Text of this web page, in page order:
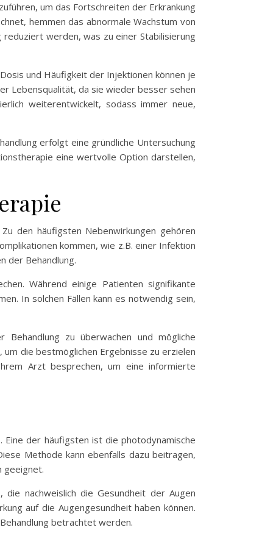
um das Fortschreiten der Erkrankung
hemmen das abnormale Wachstum von
werden, was zu einer Stabilisierung
und Häufigkeit der Injektionen können je
Lebensqualität, da sie wieder besser sehen
weiterentwickelt, sodass immer neue,
erfolgt eine gründliche Untersuchung
eine wertvolle Option darstellen,
den häufigsten Nebenwirkungen gehören
kommen, wie z.B. einer Infektion
der Behandlung.
Während einige Patienten signifikante
In solchen Fällen kann es notwendig sein,
zu überwachen und mögliche
die bestmöglichen Ergebnisse zu erzielen
Arzt besprechen, um eine informierte
der häufigsten ist die photodynamische
Methode kann ebenfalls dazu beitragen,
geeignet.
nachweislich die Gesundheit der Augen
auf die Augengesundheit haben können.
betrachtet werden.